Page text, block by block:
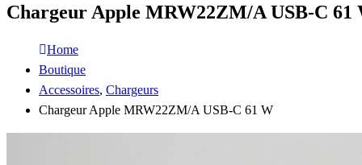
Chargeur Apple MRW22ZM/A USB-C 61
Home
Boutique
Accessoires, Chargeurs
Chargeur Apple MRW22ZM/A USB-C 61 W